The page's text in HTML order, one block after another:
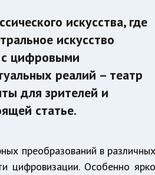
искусства, где
искусство
с цифровыми
реалий – театр
для зрителей и
статье.
преобразований в различных
цифровизации. Особенно ярко